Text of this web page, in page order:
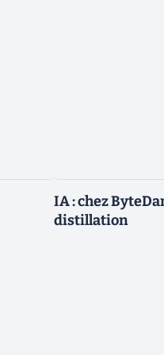
IA : chez
distillation